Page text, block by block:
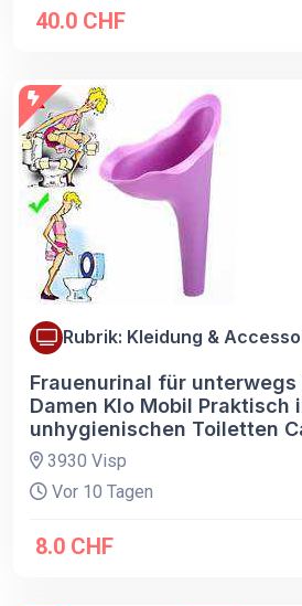
40.0 CHF
Rubrik: Kleidung &
Frauenurinal für unterwegs
Damen Klo Mobil Praktisch
unhygienischen Toiletten
3930 Visp
Vor 10 Tagen
8.0 CHF